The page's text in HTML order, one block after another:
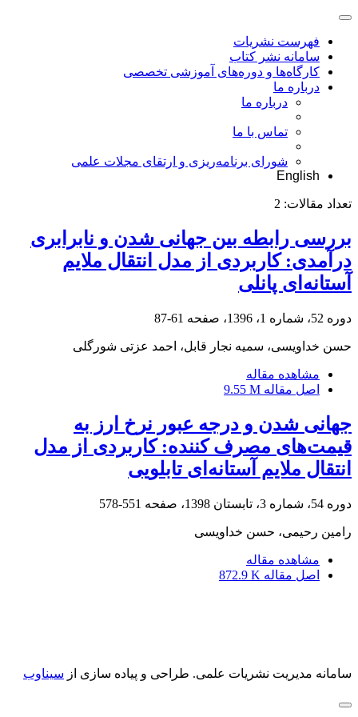
فهرست نشریات
سامانه نشر کتاب
کارگاه‌ها و دوره‌های آموزشی تخصصی
درباره ما
درباره ما
تماس با ما
شورای برنامه‌ریزی و ارتقای مجلات علمی
English
تعداد مقالات: 2
بررسی رابطه بین جهانی شدن و نابرابری
درآمدی: کاربردی از مدل انتقال ملایم
آستانه‌ای پانلی
دوره 52، شماره 1، 1396، صفحه 61-87
حسن خداویسی، سمیه نجار قابل، احمد عزتی شورگلی
مشاهده مقاله
اصل مقاله 9.55 M
جهانی شدن و درجه عبور نرخ ارز به
قیمت‌های مصرف کننده: کاربردی از مدل
انتقال ملایم آستانه‌ای تابلویی
دوره 54، شماره 3، تابستان 1398، صفحه 551-578
رامین رحیمی، حسن خداویسی
مشاهده مقاله
اصل مقاله 872.9 K
سامانه مدیریت نشریات علمی. طراحی و پیاده سازی از سیناوب